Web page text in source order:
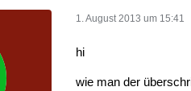
1. August 2013 um 15:41
hi
wie man der